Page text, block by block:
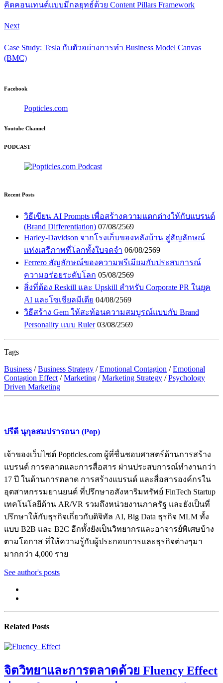
คิดคอนเทนต์แบบมีกลยุทธ์ด้วย Content Pillars Framework
Next
Case Study: Tesla กับตัวอย่างการทำ Business Model Canvas
(BMC)
Facebook
Popticles.com
Youtube Channel
PODCAST
Recent Posts
วิธีเขียน AI Prompts เพื่อสร้างความแตกต่างให้กับแบรนด์
(Brand Differentiation) 07/08/2569
Harley-Davidson จากโรงเก็บของหลังบ้าน สู่สัญลักษณ์
แห่งเสรีภาพที่โลกทั้งใบจดจำ 06/08/2569
Ferrero สัญลักษณ์ของความพรีเมียมกับประสบการณ์
ความอร่อยระดับโลก 05/08/2569
สิ่งที่ต้อง Reskill และ Upskill สำหรับ Corporate PR ในยุค
AI และโซเชียลมีเดีย 04/08/2569
วิธีสร้าง Gem ให้สะท้อนความสมบูรณ์แบบกับ Brand
Personality แบบ Ruler 03/08/2569
Tags
Business /Business Strategy /Emotional Contagion /Emotional
Contagion Effect /Marketing /Marketing Strategy /Psychology
Driven Marketing
ปรีดี นุกุลสมปรารถนา (Pop)
เจ้าของเว็บไซต์ Popticles.com ผู้ที่ชื่นชอบศาสตร์ด้านการสร้าง
แบรนด์ การตลาดและการสื่อสาร ผ่านประสบการณ์ทำงานกว่า
17 ปี ในด้านการตลาด การสร้างแบรนด์ และสื่อสารองค์กรใน
อุตสาหกรรมยานยนต์ ที่ปรึกษาอสังหาริมทรัพย์ FinTech Startup
เทคโนโลยีด้าน AR/VR รวมถึงหน่วยงานภาครัฐ และยังเป็นที่
ปรึกษาให้กับธุรกิจเกี่ยวกับดิจิทัล AI, Big Data ธุรกิจ MLM ทั้ง
แบบ B2B และ B2C อีกทั้งยังเป็นวิทยากรและอาจารย์พิเศษบ้าง
ตามโอกาส ที่ให้ความรู้กับผู้ประกอบการและธุรกิจต่างๆมา
มากกว่า 4,000 ราย
See author's posts
Related Posts
จิตวิทยาและการตลาดด้วย Fluency Effect